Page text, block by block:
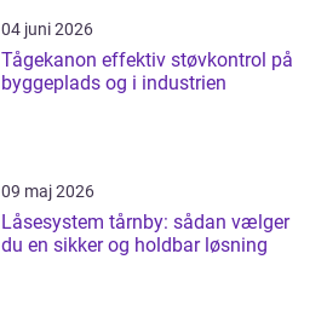
04 juni 2026
Tågekanon effektiv støvkontrol på
byggeplads og i industrien
09 maj 2026
Låsesystem tårnby: sådan vælger
du en sikker og holdbar løsning